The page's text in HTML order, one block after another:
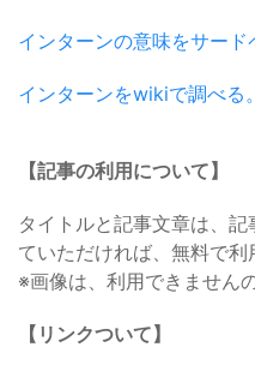
インターンの意味をサード
インターンをwikiで調べる。
【記事の利用について】
タイトルと記事文章は、
ていただければ、無料で利
※画像は、利用できません
【リンクついて】